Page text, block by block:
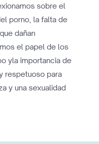
sobre el
porno, la falta de
dañan
el papel de los
yla importancia de
respetuoso para
y una sexualidad